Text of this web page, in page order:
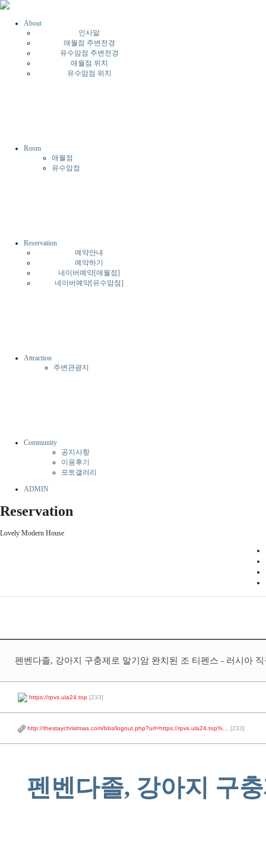
About
인사말
애월점 주변전경
유수암점 주변전경
애월점 위치
유수암점 위치
Room
애월점
유수암점
Reservation
예약안내
예약하기
네이버예약[애월점]
네이버예약[유수암점]
Attraction
주변관광지
Community
공지사항
이용후기
포토갤러리
ADMIN
Reservation
Lovely Modern House
펜벤다졸, 강아지 구충제로 말기암 완치된 조 티펜스 - 러시아
https://rpvs.ula24.top [233]
http://thestaychristmas.com/bbs/logout.php?url=https://rpvs.ula24.top%… [233]
펜벤다졸, 강아지 구